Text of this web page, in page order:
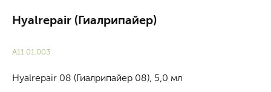
Hyalrepair (Гиалрипайер)
A11.01.003
Hyalrepair 08 (Гиалрипайер 08), 5,0 мл